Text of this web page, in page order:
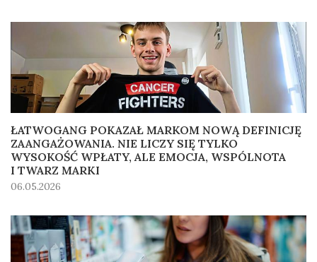
ŁATWOGANG POKAZAŁ MARKOM NOWĄ DEFINICJĘ
ZAANGAŻOWANIA. NIE LICZY SIĘ TYLKO
WYSOKOŚĆ WPŁATY, ALE EMOCJA, WSPÓLNOTA
I TWARZ MARKI
06.05.2026